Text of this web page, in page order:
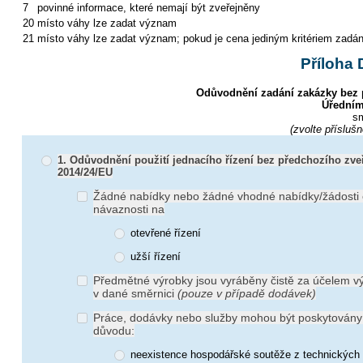
7
povinné informace, které nemají být zveřejněny
20 místo váhy lze zadat význam
21 místo váhy lze zadat význam; pokud je cena jediným kritériem
Příloha
Odůvodnění zadání zakázky
(zvolte
1. Odůvodnění použití jednacího řízení bez předchozího
2014/24/EU
Žádné nabídky nebo žádné vhodné nabídky/žádosti
návaznosti na
otevřené řízení
užší řízení
Předmětné výrobky jsou vyráběny čistě za účelem
v dané směrnici(pouze v případě dodávek)
Práce, dodávky nebo služby mohou být
důvodu:
neexistence hospodářské soutěže z technických